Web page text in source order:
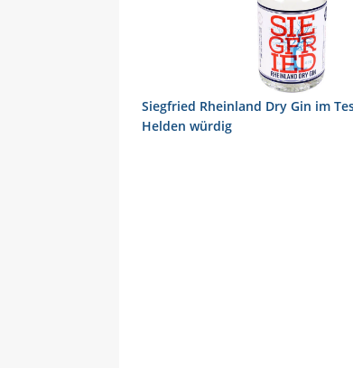
Siegfried Rheinland Dry Gin im
Helden würdig